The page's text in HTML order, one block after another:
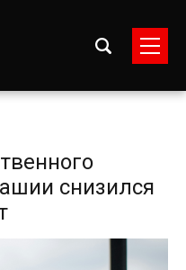
снизился